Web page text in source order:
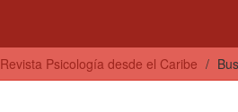
Revista Psicología desde el Caribe